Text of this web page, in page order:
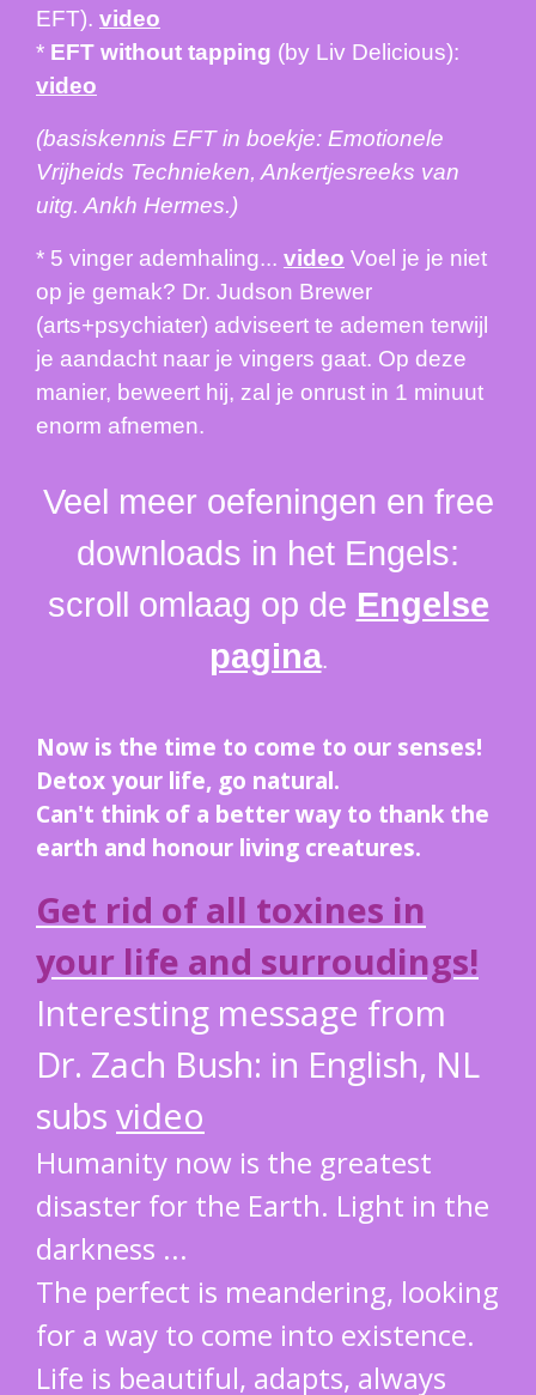
EFT). video
* EFT without tapping (by Liv Delicious):
video
(basiskennis EFT in boekje: Emotionele
Vrijheids Technieken, Ankertjesreeks van
uitg. Ankh Hermes.)
* 5 vinger ademhaling... video Voel je je niet
op je gemak? Dr. Judson Brewer
(arts+psychiater) adviseert te ademen terwijl
je aandacht naar je vingers gaat. Op deze
manier, beweert hij, zal je onrust in 1 minuut
enorm afnemen.
Veel meer oefeningen en free
downloads in het Engels:
scroll omlaag op de Engelse
pagina.
Now is the time to come to our senses!
Detox your life, go natural.
Can't think of a better way to thank the
earth and honour living creatures.
Get rid of all toxines in
your life and surroudings!
Interesting message from
Dr. Zach Bush: in English, NL
subs video
Humanity now is the greatest
disaster for the Earth. Light in the
darkness ...
The perfect is meandering, looking
for a way to come into existence.
Life is beautiful, adapts, always